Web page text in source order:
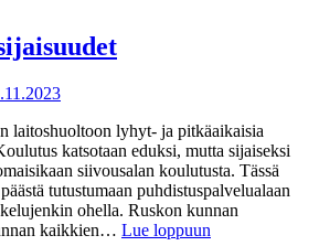
laitoshuoltoon lyhyt- ja pitkäaikaisia
katsotaan eduksi, mutta sijaiseksi
siivousalan koulutusta. Tässä
tutustumaan puhdistuspalvelualaan
ohella. Ruskon kunnan
kaikkien… Lue loppuun